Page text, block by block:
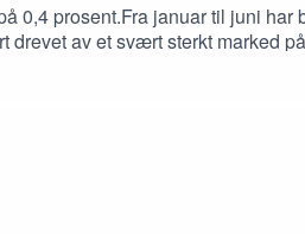
0,4 prosent.Fra januar til juni har
drevet av et svært sterkt marked
av blant annet et stort tilbud av
som stadig tikker
før og etter slipp av
(Sem & Johnsen